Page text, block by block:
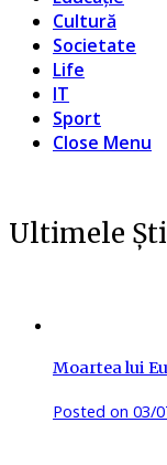
Cultură
Societate
Life
IT
Sport
Close Menu
Ultimele
Moartea lui
Posted on 03/